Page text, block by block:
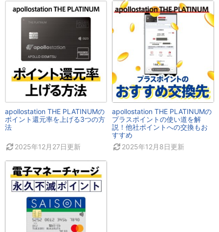
apollostation THE PLATINUMの
ポイント還元率を上げる3つの方
法
2025年12月27日更新
apollostation THE PLATINUMの
プラスポイントの使い道を解
説！他社ポイントへの交換もお
すすめ
2025年12月8日更新